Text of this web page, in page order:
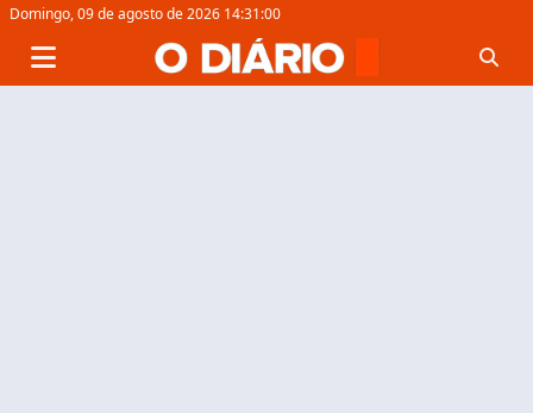
Domingo,09 de agosto de 2026 14:31:00